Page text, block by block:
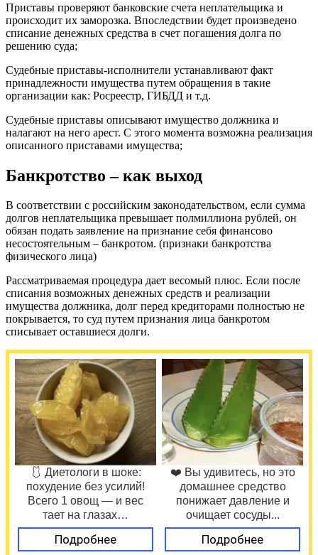
Приставы проверяют банковские счета неплательщика и
происходит их заморозка. Впоследствии будет произведено
списание денежных средства в счет погашения долга по
решению суда;
Судебные приставы-исполнители устанавливают факт
принадлежности имущества путем обращения в такие
организации как: Росреестр, ГИБДД и т.д.
Судебные приставы описывают имущество должника и
налагают на него арест. С этого момента возможна реализация
описанного приставами имущества;
Банкротство – как выход
В соответствии с российским законодательством, если сумма
долгов неплательщика превышает полмиллиона рублей, он
обязан подать заявление на признание себя финансово
несостоятельным – банкротом. (признаки банкротства
физического лица)
Рассматриваемая процедура дает весомый плюс. Если после
списания возможных денежных средств и реализации
имущества должника, долг перед кредиторами полностью не
покрывается, то суд путем признания лица банкротом
списывает оставшиеся долги.
🩱 Диетологи в шоке:
похудение без усилий!
Всего 1 овощ — и вес
тает на глазах…
Подробнее
❤️ Вы удивитесь, но это
домашнее средство
понижает давление и
очищает сосуды...
Подробнее